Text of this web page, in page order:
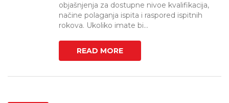
objašnjenja za dostupne nivoe kvalifikacija,
načine polaganja ispita i raspored ispitnih
rokova. Ukoliko imate bi...
READ MORE